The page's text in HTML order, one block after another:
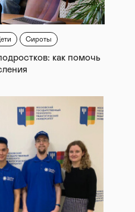
Сироты
как помочь